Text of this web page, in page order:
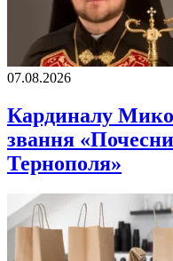
07.08.2026
Кардиналу
звання
Тернополя»